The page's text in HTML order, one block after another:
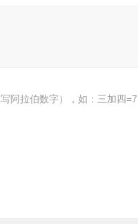
阿拉伯数字），如：三加四=7